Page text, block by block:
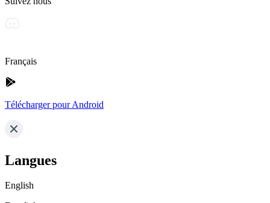
Français
Télécharger pour Android
Langues
English